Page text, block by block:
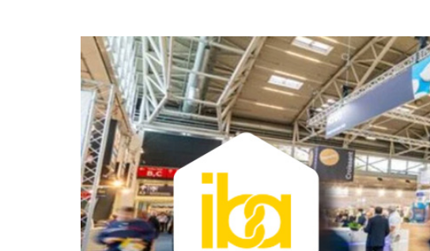
tessuti
Essiccatoi per calze
e collant
Altre applicazioni
tessili
Essiccatoi per feltri
e altri non tessuti
Altre applicazioni
tessili-tecniche